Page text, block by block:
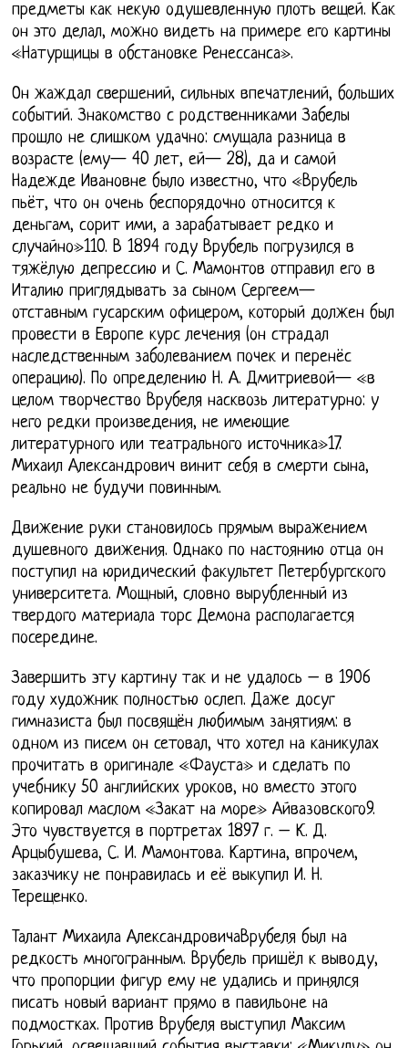
предметы как некую одушевленную плоть вещей. Как
он это делал, можно видеть на примере его картины
«Натурщицы в обстановке Ренессанса».
Он жаждал свершений, сильных впечатлений, больших
событий. Знакомство с родственниками Забелы
прошло не слишком удачно: смущала разница в
возрасте (ему— 40 лет, ей— 28), да и самой
Надежде Ивановне было известно, что «Врубель
пьёт, что он очень беспорядочно относится к
деньгам, сорит ими, а зарабатывает редко и
случайно»110. В 1894 году Врубель погрузился в
тяжёлую депрессию и С. Мамонтов отправил его в
Италию приглядывать за сыном Сергеем—
отставным гусарским офицером, который должен был
провести в Европе курс лечения (он страдал
наследственным заболеванием почек и перенёс
операцию). По определению Н. А. Дмитриевой— «в
целом творчество Врубеля насквозь литературно: у
него редки произведения, не имеющие
литературного или театрального источника»17.
Михаил Александрович винит себя в смерти сына,
реально не будучи повинным.
Движение руки становилось прямым выражением
душевного движения. Однако по настоянию отца он
поступил на юридический факультет Петербургского
университета. Мощный, словно вырубленный из
твердого материала торс Демона располагается
посередине.
Завершить эту картину так и не удалось – в 1906
году художник полностью ослеп. Даже досуг
гимназиста был посвящён любимым занятиям: в
одном из писем он сетовал, что хотел на каникулах
прочитать в оригинале «Фауста» и сделать по
учебнику 50 английских уроков, но вместо этого
копировал маслом «Закат на море» Айвазовского9.
Это чувствуется в портретах 1897 г. – К. Д.
Арцыбушева, С. И. Мамонтова. Картина, впрочем,
заказчику не понравилась и её выкупил И. Н.
Терещенко.
Талант Михаила АлександровичаВрубеля был на
редкость многогранным. Врубель пришёл к выводу,
что пропорции фигур ему не удались и принялся
писать новый вариант прямо в павильоне на
подмостках. Против Врубеля выступил Максим